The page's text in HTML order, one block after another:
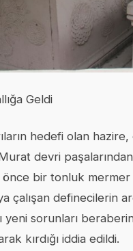
Geldi
hedefi olan hazire,
devri paşalarından
bir tonluk mermer
çalışan definecilerin
yeni sorunları
kırdığı iddia edildi.